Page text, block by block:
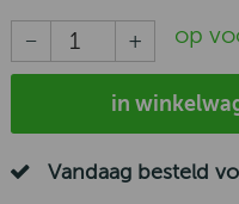
op
in
Vandaag besteld